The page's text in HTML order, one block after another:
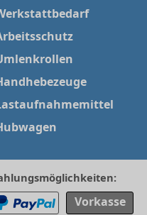
Vorkasse